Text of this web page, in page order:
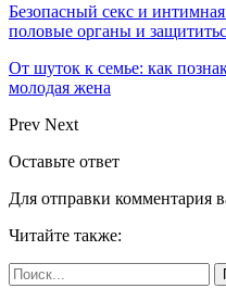
Безопасный секс и
половые органы и
От шуток к семье: как
молодая жена
Prev Next
Оставьте ответ
Для отправки комментария
Читайте также: